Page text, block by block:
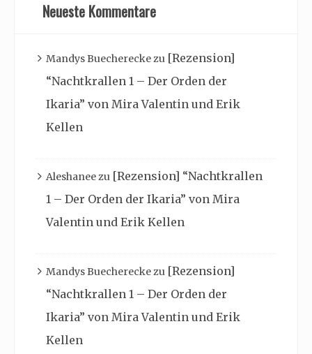
Neueste Kommentare
Mandys Buechereckezu [Rezension]
“Nachtkrallen 1 – Der Orden der
Ikaria” von Mira Valentin und Erik
Kellen
Aleshaneezu [Rezension] “Nachtkrallen
1 – Der Orden der Ikaria” von Mira
Valentin und Erik Kellen
Mandys Buechereckezu [Rezension]
“Nachtkrallen 1 – Der Orden der
Ikaria” von Mira Valentin und Erik
Kellen